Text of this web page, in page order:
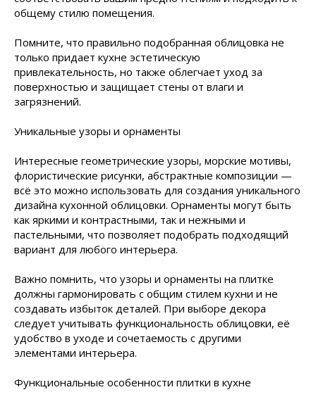
общему стилю помещения.
Помните, что правильно подобранная облицовка не
только придает кухне эстетическую
привлекательность, но также облегчает уход за
поверхностью и защищает стены от влаги и
загрязнений.
Уникальные узоры и орнаменты
Интересные геометрические узоры, морские мотивы,
флористические рисунки, абстрактные композиции —
всё это можно использовать для создания уникального
дизайна кухонной облицовки. Орнаменты могут быть
как яркими и контрастными, так и нежными и
пастельными, что позволяет подобрать подходящий
вариант для любого интерьера.
Важно помнить, что узоры и орнаменты на плитке
должны гармонировать с общим стилем кухни и не
создавать избыток деталей. При выборе декора
следует учитывать функциональность облицовки, её
удобство в уходе и сочетаемость с другими
элементами интерьера.
Функциональные особенности плитки в кухне